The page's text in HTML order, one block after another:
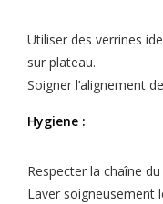
Utiliser des verrines
sur plateau.
Soigner l’alignement
Hygiene :
Respecter la chaîne
Laver soigneusement